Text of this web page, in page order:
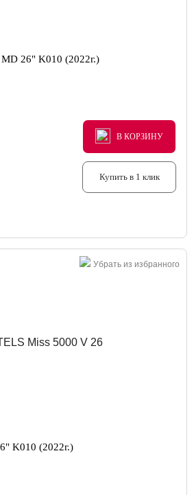
26" K010 (2022г.)
В КОРЗИНУ
В КОРЗИНУ
В КОРЗИНУ
Купить в 1 клик
Убрать из избранного
K010 (2022г.)